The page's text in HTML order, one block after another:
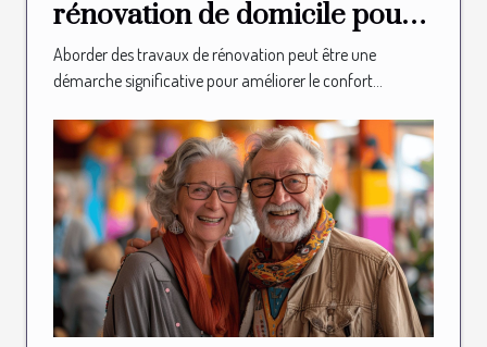
rénovation de domicile pour
les seniors
Aborder des travaux de rénovation peut être une
démarche significative pour améliorer le confort...